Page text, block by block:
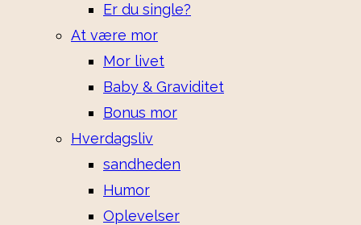
Er du single?
At være mor
Mor livet
Baby & Graviditet
Bonus mor
Hverdagsliv
sandheden
Humor
Oplevelser